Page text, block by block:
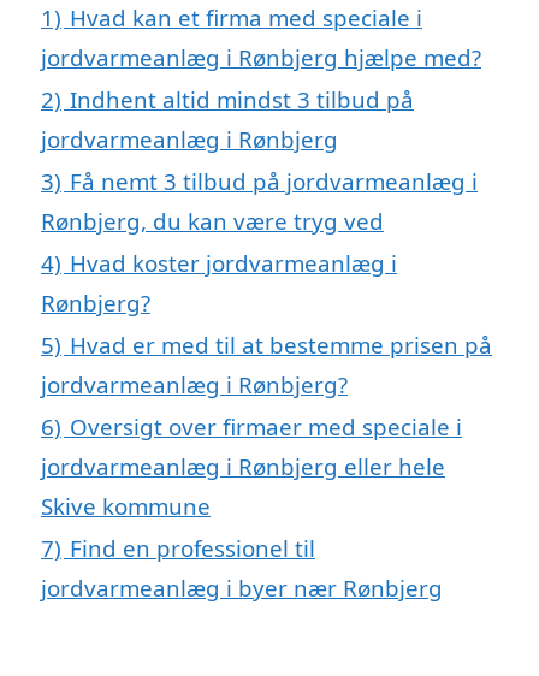
1) Hvad kan et firma med speciale i
jordvarmeanlæg i Rønbjerg hjælpe med?
2) Indhent altid mindst 3 tilbud på
jordvarmeanlæg i Rønbjerg
3) Få nemt 3 tilbud på jordvarmeanlæg i
Rønbjerg, du kan være tryg ved
4) Hvad koster jordvarmeanlæg i
Rønbjerg?
5) Hvad er med til at bestemme prisen på
jordvarmeanlæg i Rønbjerg?
6) Oversigt over firmaer med speciale i
jordvarmeanlæg i Rønbjerg eller hele
Skive kommune
7) Find en professionel til
jordvarmeanlæg i byer nær Rønbjerg